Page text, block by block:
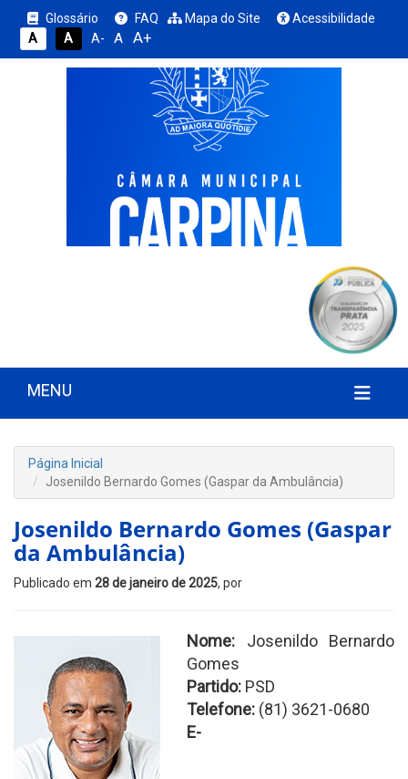
Glossário FAQ Mapa do Site
Acessibilidade
A
A A- A A+
MENU
Página Inicial
Josenildo Bernardo Gomes (Gaspar da Ambulância)
Josenildo Bernardo Gomes (Gaspar
da Ambulância)
Publicado em 28 de janeiro de 2025, por
Nome: Josenildo Bernardo
Gomes
Partido: PSD
Telefone: (81) 3621-0680
E-